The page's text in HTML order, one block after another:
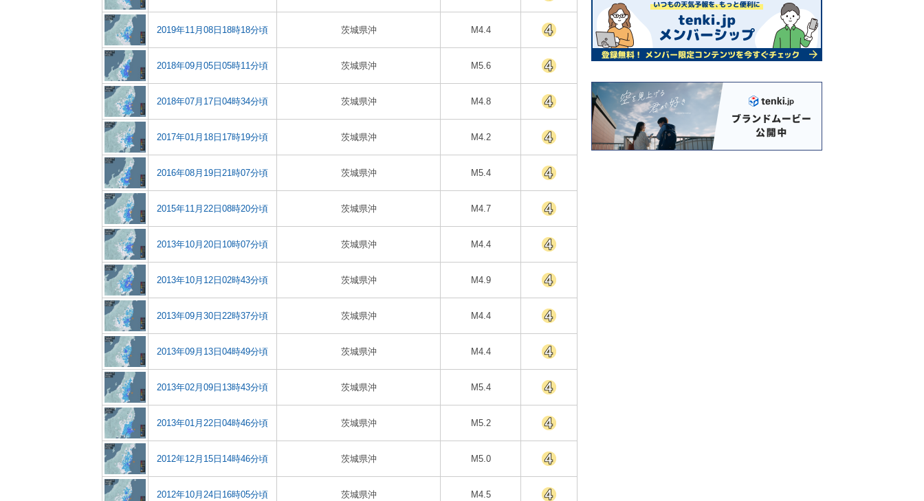
2019年11月08日18時18分頃 茨城県沖 M4.4
2018年09月05日05時11分頃 茨城県沖 M5.6
2018年07月17日04時34分頃 茨城県沖 M4.8
2017年01月18日17時19分頃 茨城県沖 M4.2
2016年08月19日21時07分頃 茨城県沖 M5.4
2015年11月22日08時20分頃 茨城県沖 M4.7
2013年10月20日10時07分頃 茨城県沖 M4.4
2013年10月12日02時43分頃 茨城県沖 M4.9
2013年09月30日22時37分頃 茨城県沖 M4.4
2013年09月13日04時49分頃 茨城県沖 M4.4
2013年02月09日13時43分頃 茨城県沖 M5.4
2013年01月22日04時46分頃 茨城県沖 M5.2
2012年12月15日14時46分頃 茨城県沖 M5.0
2012年10月24日16時05分頃 茨城県沖 M4.5